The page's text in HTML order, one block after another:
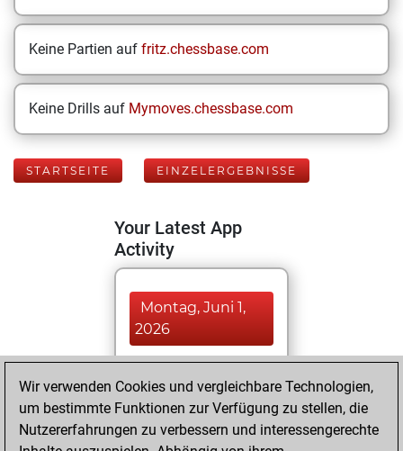
Keine Partien auf fritz.chessbase.com
Keine Drills auf Mymoves.chessbase.com
STARTSEITE EINZELERGEBNISSE
Your Latest App
Activity
Montag, Juni 1,
2026
You played 10
blitz games
Play
You scored +2
=0 -8 in blitz
Wir verwenden Cookies und vergleichbare Technologien,
um bestimmte Funktionen zur Verfügung zu stellen, die
Nutzererfahrungen zu verbessern und interessengerechte